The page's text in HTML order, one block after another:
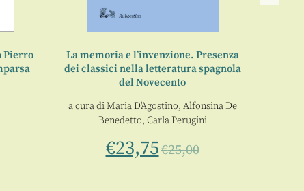
Pierro
La memoria e l’invenzione. Presenza
dei classici nella letteratura spagnola
del Novecento
a cura diMaria D'Agostino, Alfonsina De
Benedetto, Carla Perugini
€23,75€25,00